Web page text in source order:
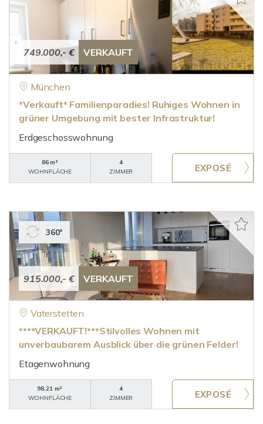
749.000,- € VERKAUFT
München
*Verkauft* Familienparadies! Ruhiges Wohnen in
grüner Umgebung mit bester Infrastruktur!
Erdgeschosswohnung
86 m²
WOHNFLÄCHE
4
ZIMMER
915.000,- € VERKAUFT
360°
Vaterstetten
****VERKAUFT!***Stilvolles Wohnen mit
unverbaubarem Ausblick über die grünen Felder!
Etagenwohnung
98,21 m²
WOHNFLÄCHE
4
ZIMMER